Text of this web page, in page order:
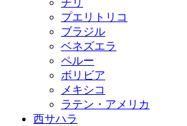
チリ
プエリトリコ
ブラジル
ベネズエラ
ペルー
ボリビア
メキシコ
ラテン・アメリカ
西サハラ